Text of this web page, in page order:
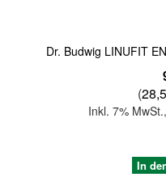
Dr. Budwig LINUFIT
(
Inkl. 7% MwSt.,
In